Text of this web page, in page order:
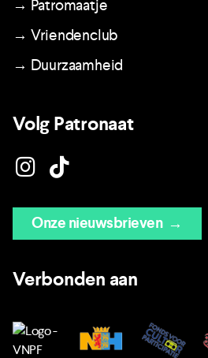
→ Patromaatje
→ Vriendenclub
→ Duurzaamheid
Volg Patronaat
Onze nieuwsbrieven→
Verbonden aan